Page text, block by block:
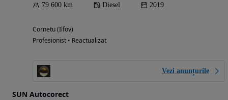
79 600 km Diesel 2019
Cornetu (Ilfov)
Profesionist • Reactualizat
Vezi anunțurile
SUN Autocorect